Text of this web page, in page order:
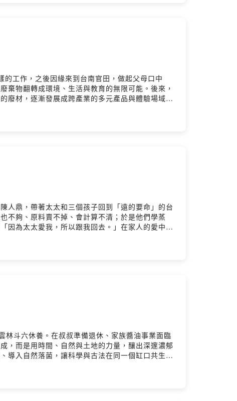
zh-TWFacebook ▶️
commentsPowered by Firstory
工作，之後因緣來到台南官田，做起父母口中
物翻轉成環境、生活與教育的無限可能。後來，
廢材，逐漸發展成跨產業的多元產品與體驗場域。
金」，走出循環經濟的新路？- 一對夫妻如何在研
台灣地方創生基金會官網 ▶️
人鼎，帶著太太和三個孩子回到「遠的要命」的台
不夠、原料賣不掉、會計算不清；於是他們學蒸
因為太太愛我，所以跟我回去。」在家人的愛中一
係一起生長。這一集，你會聽見：- 一段因愛返
台灣地方創生基金會官網 ▶️
斗六休養。在叔叔準備退休、家族醬油事業面臨
而是用時間、自然與土地的力量，釀出深邃濃郁
導入自然落菌，讓科學與古法在同一個缸口共生。
生的體驗場域。接下來你將聽到：- 台灣僅存的